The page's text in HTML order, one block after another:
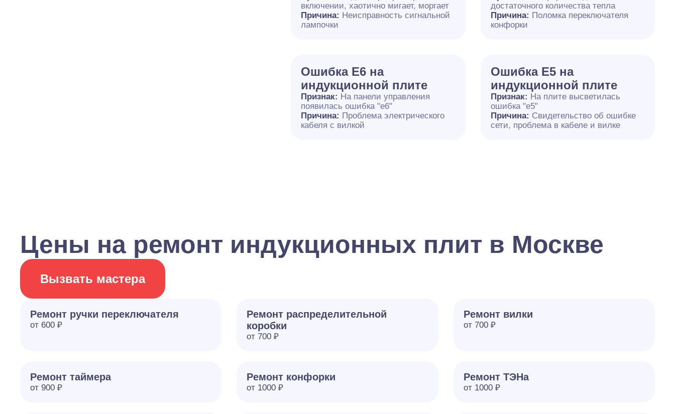
включении, хаотично мигает, моргает
Причина: Неисправность сигнальной
лампочки
достаточного количества тепла
Причина: Поломка переключателя
конфорки
Ошибка E6 на
индукционной плите
Признак: На панели управления
появилась ошибка "e6"
Причина: Проблема электрического
кабеля с вилкой
Ошибка Е5 на
индукционной плите
Признак: На плите высветилась
ошибка "е5"
Причина: Свидетельство об ошибке
сети, проблема в кабеле и вилке
Цены на ремонт индукционных плит в Москве
Вызвать мастера
Ремонт ручки переключателя
от 600 ₽
Ремонт распределительной
коробки
от 700 ₽
Ремонт вилки
от 700 ₽
Ремонт таймера
от 900 ₽
Ремонт конфорки
от 1000 ₽
Ремонт ТЭНа
от 1000 ₽